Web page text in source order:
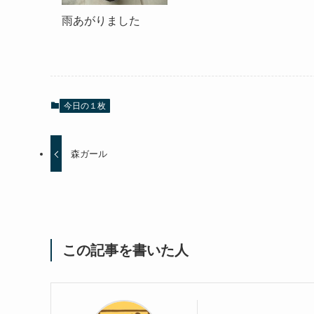
雨あがりました
今日の１枚
森ガール
この記事を書いた人